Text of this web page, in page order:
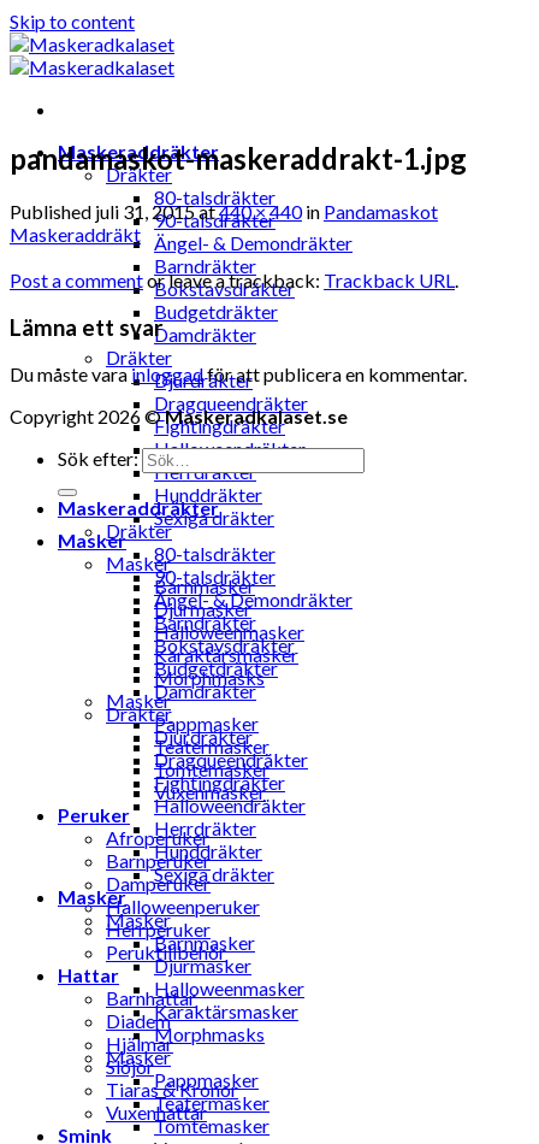
Skip to content
Maskeraddräkter
Dräkter
80-talsdräkter
90-talsdräkter
Ängel- & Demondräkter
Barndräkter
Bokstavsdräkter
Budgetdräkter
Damdräkter
Dräkter
Djurdräkter
Dragqueendräkter
Fightingdräkter
Halloweendräkter
Herrdräkter
Hunddräkter
Sexiga dräkter
Masker
Masker
Barnmasker
Djurmasker
Halloweenmasker
Karaktärsmasker
Morphmasks
Masker
Pappmasker
Teatermasker
Tomtemasker
Vuxenmasker
Peruker
Afroperuker
Barnperuker
Damperuker
Halloweenperuker
Herrperuker
Peruktillbehör
Hattar
Barnhattar
Diadem
Hjälmar
Slöjor
Tiaras & Kronor
Vuxenhattar
Smink
pandamaskot-maskeraddrakt-1.jpg
Published juli 31, 2015at440 × 440in Pandamaskot
Maskeraddräkt
Post a commentor leave a trackback: Trackback URL.
Lämna ett svar
Du måste varainloggadför att publicera en kommentar.
Copyright 2026 ©Maskeradkalaset.se
Sök efter:
Maskeraddräkter
Dräkter
80-talsdräkter
90-talsdräkter
Ängel- & Demondräkter
Barndräkter
Bokstavsdräkter
Budgetdräkter
Damdräkter
Dräkter
Djurdräkter
Dragqueendräkter
Fightingdräkter
Halloweendräkter
Herrdräkter
Hunddräkter
Sexiga dräkter
Masker
Masker
Barnmasker
Djurmasker
Halloweenmasker
Karaktärsmasker
Morphmasks
Masker
Pappmasker
Teatermasker
Tomtemasker